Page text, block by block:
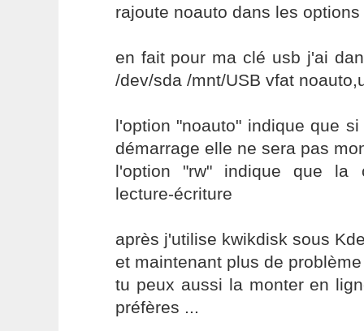
rajoute noauto dans les options
en fait pour ma clé usb j'ai
/dev/sda /mnt/USB vfat
l'option "noauto" indique que
démarrage elle ne sera pas
l'option "rw" indique que la
lecture-écriture
après j'utilise kwikdisk sous
et maintenant plus de problème
tu peux aussi la monter en
préfères ...